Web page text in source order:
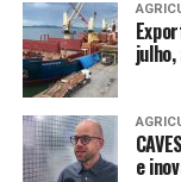
de fácil acesso à
menor, que
drogas.
Além dos
diversas
julho,
e